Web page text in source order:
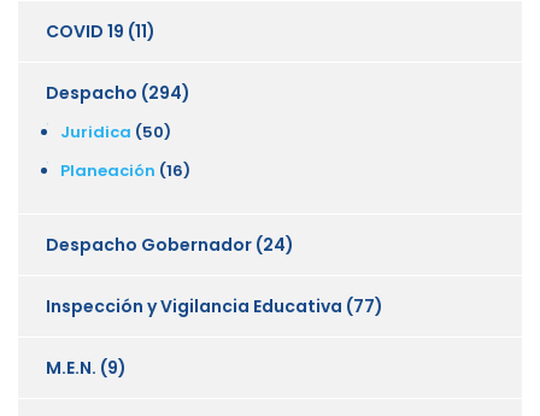
COVID 19 (11)
Despacho (294)
Juridica (50)
Planeación (16)
Despacho Gobernador (24)
Inspección y Vigilancia Educativa (77)
M.E.N. (9)